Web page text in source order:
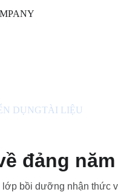
DỤNGTÀI LIỆU
đảng năm
bồi dưỡng nhận thức